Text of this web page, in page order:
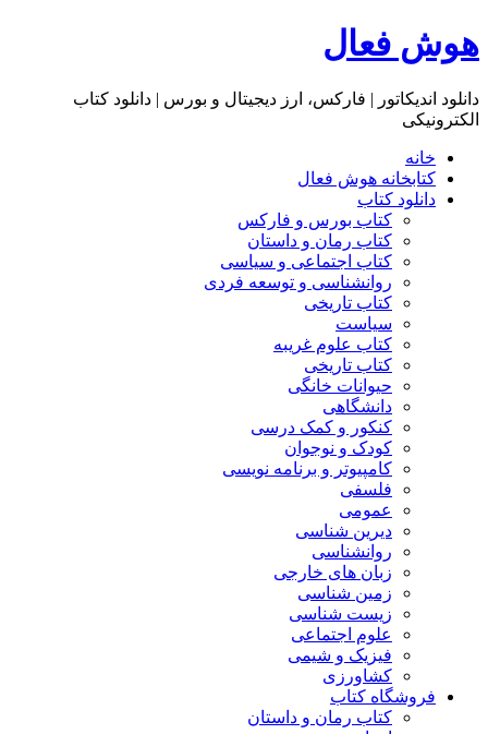
هوش فعال
دانلود اندیکاتور | فارکس، ارز دیجیتال و بورس | دانلود کتاب
الکترونیکی
خانه
کتابخانه هوش فعال
دانلود کتاب
کتاب بورس و فارکس
کتاب رمان و داستان
کتاب اجتماعی و سیاسی
روانشناسی و توسعه فردی
کتاب تاریخی
سیاست
کتاب علوم غریبه
کتاب تاریخی
حیوانات خانگی
دانشگاهی
کنکور و کمک‌ درسی
کودک و نوجوان
کامپیوتر و برنامه نویسی
فلسفی
عمومی
دیرین شناسی
روانشناسی
زبان های خارجی
زمین شناسی
زیست شناسی
علوم اجتماعی
فیزیک و شیمی
کشاورزی
فروشگاه کتاب
کتاب رمان و داستان